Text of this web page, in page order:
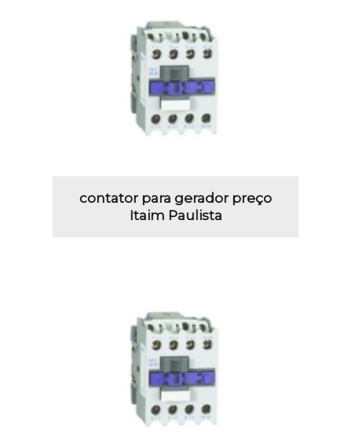
contator para gerador preço
Itaim Paulista